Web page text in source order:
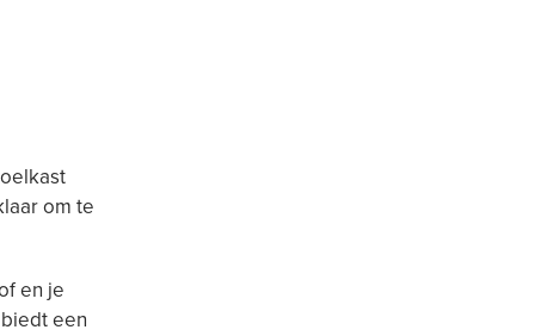
om te
en je
biedt een